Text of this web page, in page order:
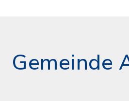
Gemeinde